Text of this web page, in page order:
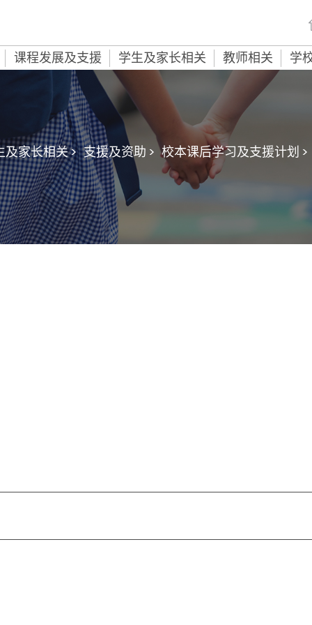
课程发展及支援 学生及家长相关 教师相关 学
及家长相关 > 支援及资助 > 校本课后学习及支援计划 >